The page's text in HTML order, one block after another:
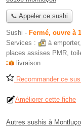
📞 Appeler ce sushi
Sushi - Fermé, ouvre à
Services :
à emporter,
places assises PMR,
livraison
Recommander ce
Améliorer cette fiche
Autres sushis à